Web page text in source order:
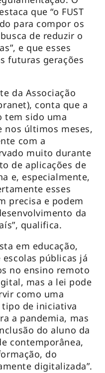
que “o FUST
para compor os
de reduzir o
e que esses
futuras gerações
da Associação
conta que a
tem sido uma
nos últimos meses,
com a
muito durante
de aplicações de
e, especialmente,
esses
precisa e podem
da
qualifica.
em educação,
públicas já
no ensino remoto
mas a lei pode
como uma
tipo de iniciativa
a pandemia, mas
do aluno da
contemporânea,
do
digitalizada”.